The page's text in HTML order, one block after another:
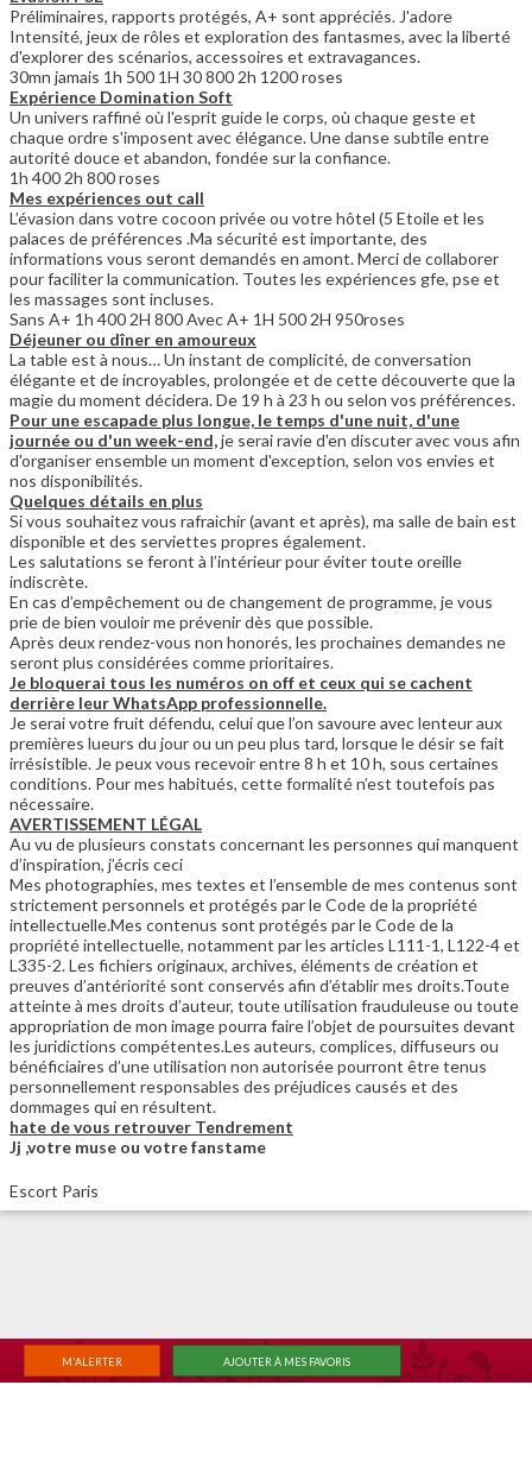
M'ALERTER AJOUTER À MES FAVORIS
Préliminaires, rapports protégés, A+ sont appréciés. J'adore
Intensité, jeux de rôles et exploration des fantasmes, avec la liberté
d'explorer des scénarios, accessoires et extravagances.
30mn jamais 1h 500 1H 30 800 2h 1200 roses
Expérience Domination Soft
Un univers raffiné où l'esprit guide le corps, où chaque geste et
chaque ordre s'imposent avec élégance. Une danse subtile entre
autorité douce et abandon, fondée sur la confiance.
1h 400 2h 800 roses
Mes expériences out call
L’évasion dans votre cocoon privée ou votre hôtel (5 Etoile et les
palaces de préférences .Ma sécurité est importante, des
informations vous seront demandés en amont. Merci de collaborer
pour faciliter la communication. Toutes les expériences gfe, pse et
les massages sont incluses.
Sans A+ 1h 400 2H 800 Avec A+ 1H 500 2H 950roses
Déjeuner ou dîner en amoureux
La table est à nous… Un instant de complicité, de conversation
élégante et de incroyables, prolongée et de cette découverte que la
magie du moment décidera. De 19 h à 23 h ou selon vos préférences.
Pour une escapade plus longue, le temps d'une nuit, d'une
journée ou d'un week-end,je serai ravie d'en discuter avec vous afin
d'organiser ensemble un moment d'exception, selon vos envies et
nos disponibilités.
Quelques détails en plus
Si vous souhaitez vous rafraichir (avant et après), ma salle de bain est
disponible et des serviettes propres également.
Les salutations se feront à l’intérieur pour éviter toute oreille
indiscrète.
En cas d’empêchement ou de changement de programme, je vous
prie de bien vouloir me prévenir dès que possible.
Après deux rendez-vous non honorés, les prochaines demandes ne
seront plus considérées comme prioritaires.
Je bloquerai tous les numéros on off et ceux qui se cachent
derrière leur WhatsApp professionnelle.
Je serai votre fruit défendu, celui que l’on savoure avec lenteur aux
premières lueurs du jour ou un peu plus tard, lorsque le désir se fait
irrésistible. Je peux vous recevoir entre 8 h et 10 h, sous certaines
conditions. Pour mes habitués, cette formalité n’est toutefois pas
nécessaire.
AVERTISSEMENT LÉGAL
Au vu de plusieurs constats concernant les personnes qui manquent
d’inspiration, j’écris ceci
Mes photographies, mes textes et l’ensemble de mes contenus sont
strictement personnels et protégés par le Code de la propriété
intellectuelle.Mes contenus sont protégés par le Code de la
propriété intellectuelle, notamment par les articles L111-1, L122-4 et
L335-2. Les fichiers originaux, archives, éléments de création et
preuves d’antériorité sont conservés afin d’établir mes droits.Toute
atteinte à mes droits d’auteur, toute utilisation frauduleuse ou toute
appropriation de mon image pourra faire l’objet de poursuites devant
les juridictions compétentes.Les auteurs, complices, diffuseurs ou
bénéficiaires d’une utilisation non autorisée pourront être tenus
personnellement responsables des préjudices causés et des
dommages qui en résultent.
hate de vous retrouver Tendrement
Jj ,votre muse ou votre fanstame
Escort Paris